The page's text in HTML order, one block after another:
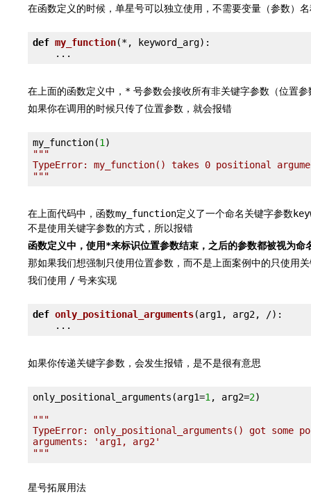
在函数定义的时候，单星号可以独立使用，不需要变量（参数）
def my_function(*, keyword_arg) :
在上面的函数定义中， * 号参数会接收所有非关键字参数（位置
如果你在调用的时候只传了位置参数，就会报错
my_function(1
"""
TypeError: my_function() takes 0 positional
"""
在上面代码中，函数my_function定义了一个命名关键字参数
不是使用关键字参数的方式，所以报错
函数定义中，使用*来标识位置参数结束，之后的参数都被视为
那如果我们想强制只使用位置参数，而不是上面案例中的只使用
我们使用 / 号来实现
def only_positional_arguments(arg1, arg2, /) :
如果你传递关键字参数，会发生报错，是不是很有意思
only_positional_arguments(arg1=1 , arg2=2)
"""
TypeError: only_positional_arguments() got some
arguments: 'arg1, arg2'
"""
星号拓展用法